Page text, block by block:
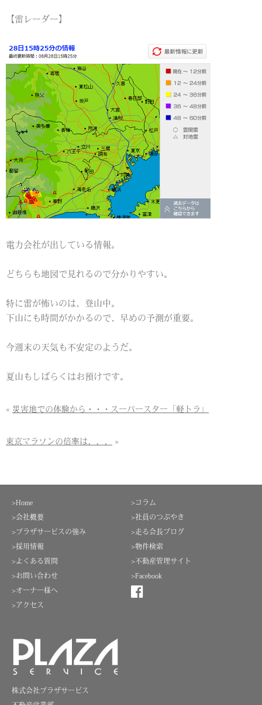
【雷レーダー】
電力会社が出している情報。
どちらも地図で見れるので分かりやすい。
特に雷が怖いのは、登山中。
下山にも時間がかかるので、早めの予測が重要。
今週末の天気も不安定のようだ。
夏山もしばらくはお預けです。
« 災害地での体験から・・・スーパースター「軽トラ」
東京マラソンの倍率は、、、 »
>コラム
>社員のつぶやき
>走る会長ブログ
>物件検索
>不動産管理サイト
>Facebook
>Home
>会社概要
>プラザサービスの強み
>採用情報
>よくある質問
>お問い合わせ
>オーナー様へ
>アクセス
株式会社プラザサービス